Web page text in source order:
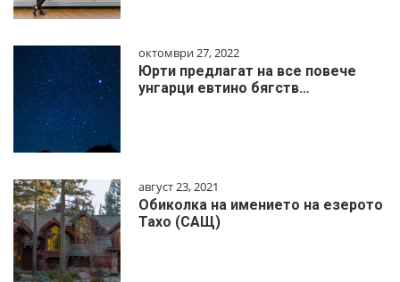
октомври 27, 2022
Юрти предлагат на все повече
унгарци евтино бягств…
август 23, 2021
Обиколка на имението на езерото
Тахо (САЩ)